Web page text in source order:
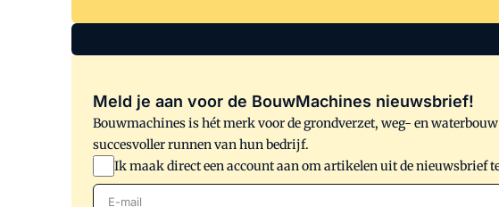
Meld je aan voor de BouwMachines nieuwsbrief!
Bouwmachines is hét merk voor de grondverzet, weg- en
succesvoller runnen van hun bedrijf.
Ik maak direct een account aan om artikelen uit de nieuwsbrief
E-mail